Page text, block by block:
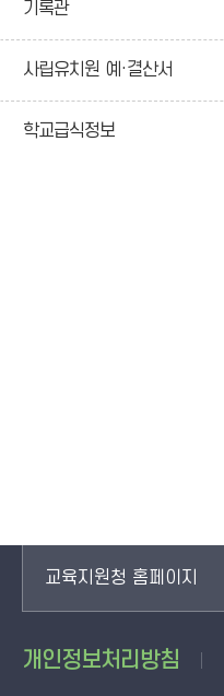
기록관
사립유치원 예·결산서
학교급식정보
교육지원청 홈페이지
개인정보처리방침